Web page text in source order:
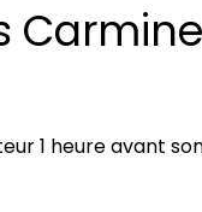
1 heure avant